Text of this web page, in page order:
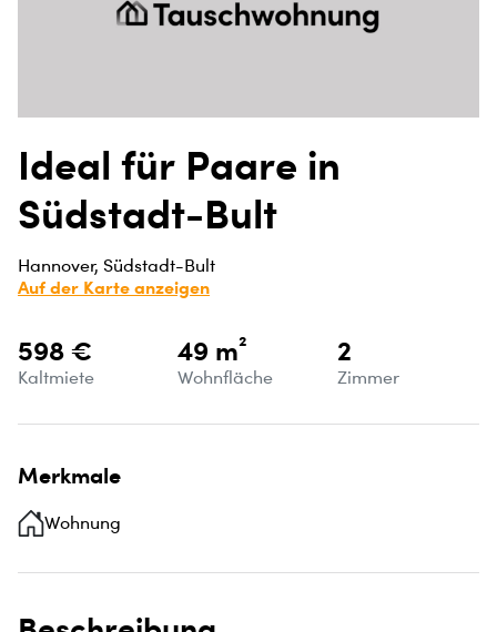
Ideal für Paare in
Südstadt-Bult
Hannover, Südstadt-Bult
Auf der Karte anzeigen
598 €
Kaltmiete
49 m²
Wohnfläche
2
Zimmer
Merkmale
Wohnung